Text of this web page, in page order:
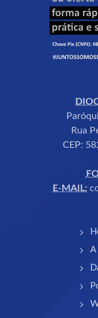
Rua
CEP:
E-MAIL:
A